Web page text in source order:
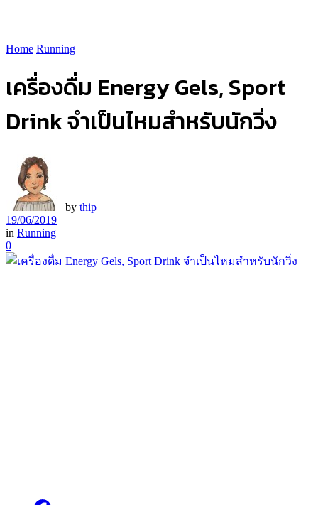
Home Running
เครื่องดื่ม Energy Gels, Sport
Drink จำเป็นไหมสำหรับนักวิ่ง
by thip
19/06/2019
in Running
0